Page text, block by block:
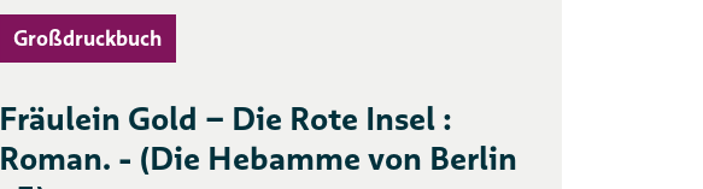
Großdruckbuch
Fräulein Gold – Die Rote Insel :
Roman. - (Die Hebamme von Berlin